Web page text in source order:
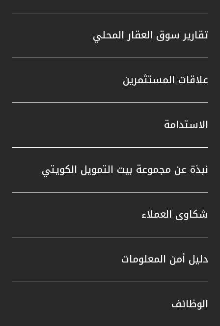
تقارير سوق العقار المحلي
علاقات المستثمرين
الاستدامة
نبذة عن مجموعة بيت التمويل الكويتي
شكاوى العملاء
دليل أمن المعلومات
الوظائف